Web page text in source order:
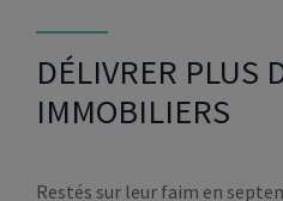
DÉLIVRER PLUS
IMMOBILIERS
Restés sur leur faim en